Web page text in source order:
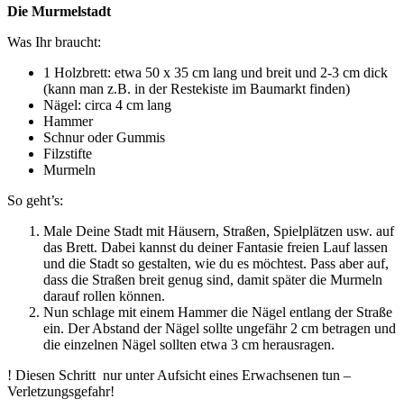
Die Murmelstadt
Was Ihr braucht:
1 Holzbrett: etwa 50 x 35 cm lang und breit und 2-3 cm dick
(kann man z.B. in der Restekiste im Baumarkt finden)
Nägel: circa 4 cm lang
Hammer
Schnur oder Gummis
Filzstifte
Murmeln
So geht’s:
Male Deine Stadt mit Häusern, Straßen, Spielplätzen usw. auf
das Brett. Dabei kannst du deiner Fantasie freien Lauf lassen
und die Stadt so gestalten, wie du es möchtest. Pass aber auf,
dass die Straßen breit genug sind, damit später die Murmeln
darauf rollen können.
Nun schlage mit einem Hammer die Nägel entlang der Straße
ein. Der Abstand der Nägel sollte ungefähr 2 cm betragen und
die einzelnen Nägel sollten etwa 3 cm herausragen.
! Diesen Schritt nur unter Aufsicht eines Erwachsenen tun –
Verletzungsgefahr!